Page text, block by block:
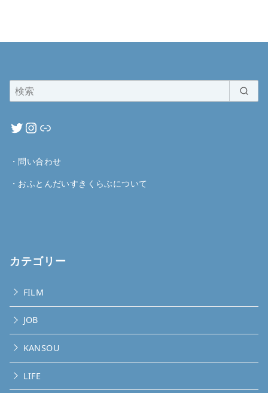
・ 問い合わせ
・ おふとんだいすきくらぶについて
カテゴリー
FILM
JOB
KANSOU
LIFE